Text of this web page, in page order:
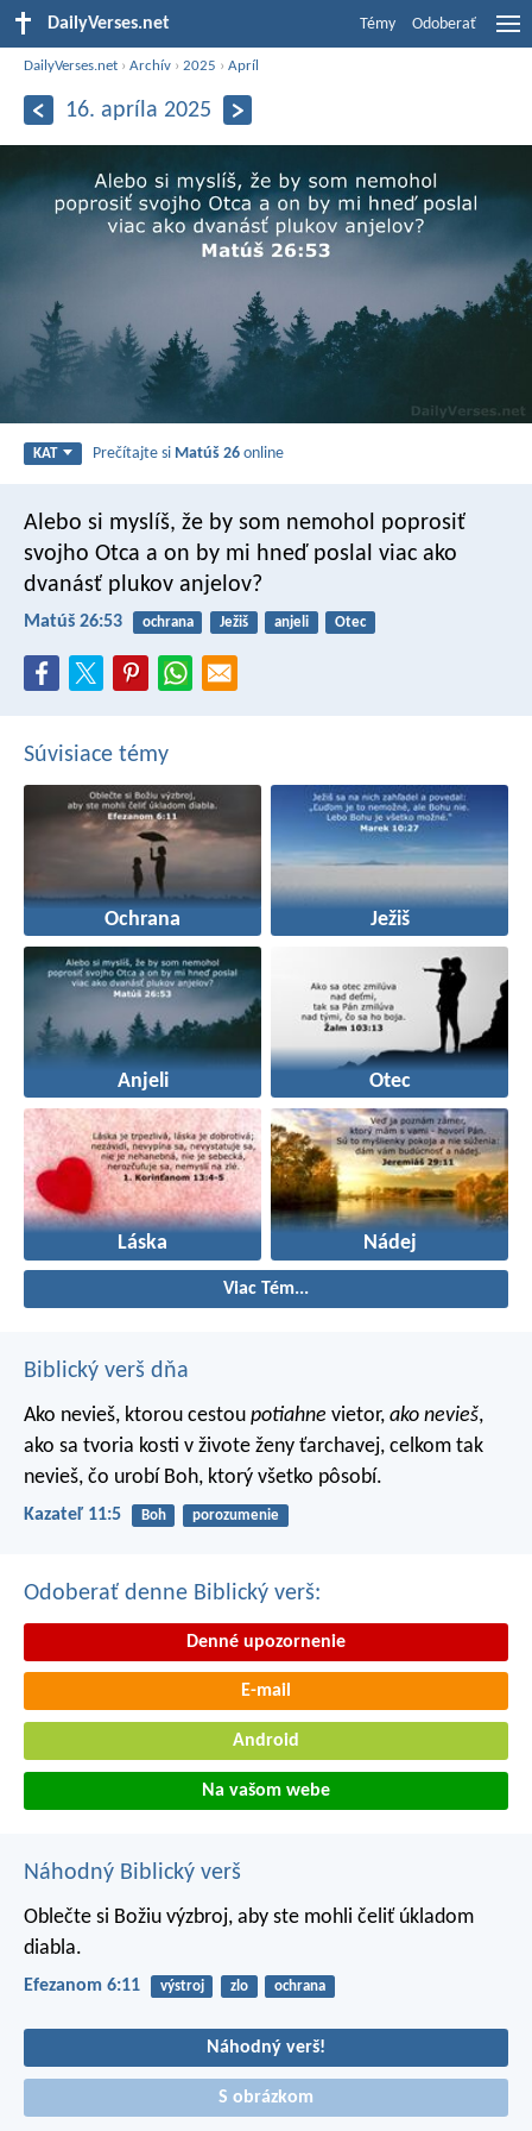
DailyVerses.net Témy Odoberať
DailyVerses.net ›Archív ›2025 ›Apríl
16. apríla 2025
KAT Prečítajte si Matúš 26 online
Alebo si myslíš, že by som nemohol poprosiť
svojho Otca a on by mi hneď poslal viac ako
dvanásť plukov anjelov?
Matúš 26:53 ochrana Ježiš anjeli Otec
Súvisiace témy
Ochrana Ježiš
Anjeli Otec
Láska Nádej
Viac Tém...
Biblický verš dňa
Ako nevieš, ktorou cestou potiahne vietor, ako nevieš,
ako sa tvoria kosti v živote ženy ťarchavej, celkom tak
nevieš, čo urobí Boh, ktorý všetko pôsobí.
Kazateľ 11:5 Boh porozumenie
Odoberať denne Biblický verš:
Denné upozornenie
E-mail
Android
Na vašom webe
Náhodný Biblický verš
Oblečte si Božiu výzbroj, aby ste mohli čeliť úkladom
diabla.
Efezanom 6:11 výstroj zlo ochrana
Náhodný verš!
S obrázkom